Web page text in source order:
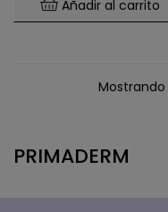
PRIMADERM
Añadir al carrito